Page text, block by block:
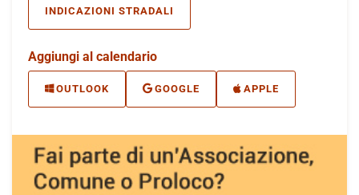
INDICAZIONI STRADALI
Aggiungi al calendario
OUTLOOK GOOGLE APPLE